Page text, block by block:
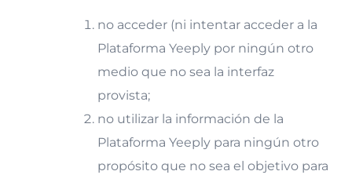
no acceder (ni intentar acceder a la
Plataforma Yeeply por ningún otro
medio que no sea la interfaz
provista;
no utilizar la información de la
Plataforma Yeeply para ningún otro
propósito que no sea el objetivo para